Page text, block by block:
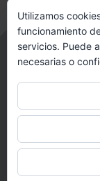
POLÍTICA DE
Acepto política
Utilizamos
funcionamiento
servicios. Puede
necesarias o